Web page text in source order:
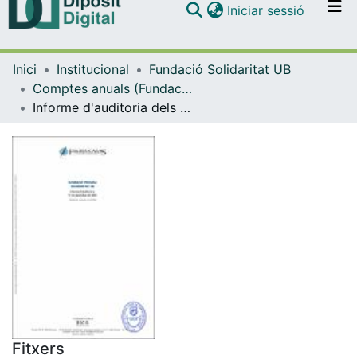
Navega per tot el DD
Com publicar
Iniciar sessió (current)
Inici Institucional
Fundació Solidaritat UB
Comptes anuals (Fundació Solidaritat UB)
Informe d'auditoria dels comptes anuals abreujats 2022
Fitxers